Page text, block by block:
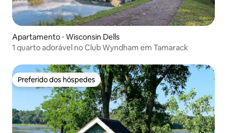
Apartamento ⋅ Wisconsin Dells
1 quarto adorável no Club Wyndham em Tamarack
Preferido dos hóspedes
Preferido dos hóspedes